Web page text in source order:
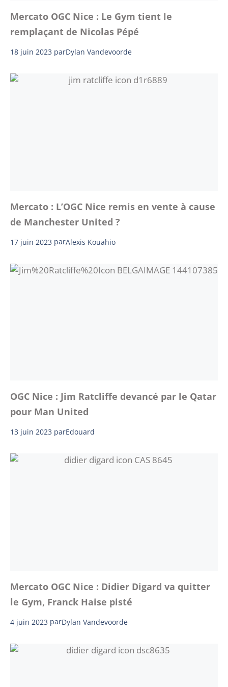
Mercato OGC Nice : Le Gym tient le
remplaçant de Nicolas Pépé
18 juin 2023 parDylan Vandevoorde
Mercato : L’OGC Nice remis en vente à cause
de Manchester United ?
17 juin 2023 parAlexis Kouahio
OGC Nice : Jim Ratcliffe devancé par le Qatar
pour Man United
13 juin 2023 parEdouard
Mercato OGC Nice : Didier Digard va quitter
le Gym, Franck Haise pisté
4 juin 2023 parDylan Vandevoorde